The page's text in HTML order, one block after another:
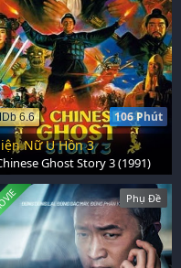
106 Phút
6.6
Nữ U Hồn 3
Ghost Story 3 (1991)
Phụ Đề